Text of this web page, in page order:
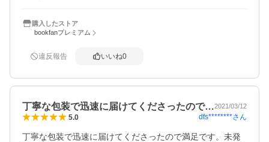
購入したストア
bookfanプレミアム
違反報告 いいね0
丁寧な包装で迅速に届けてくださったので…2021/03/12
5.0 dfs********さん
丁寧な包装で迅速に届けてくださったので満足です。未発